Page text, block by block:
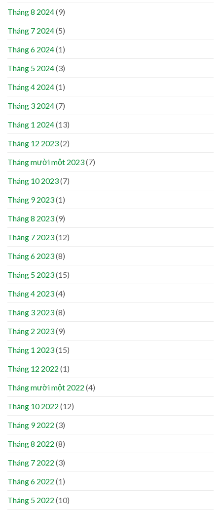
Tháng 8 2024(9)
Tháng 7 2024(5)
Tháng 6 2024(1)
Tháng 5 2024(3)
Tháng 4 2024(1)
Tháng 3 2024(7)
Tháng 1 2024(13)
Tháng 12 2023(2)
Tháng mười một 2023(7)
Tháng 10 2023(7)
Tháng 9 2023(1)
Tháng 8 2023(9)
Tháng 7 2023(12)
Tháng 6 2023(8)
Tháng 5 2023(15)
Tháng 4 2023(4)
Tháng 3 2023(8)
Tháng 2 2023(9)
Tháng 1 2023(15)
Tháng 12 2022 (1)
Tháng mười một 2022 (4)
Tháng 10 2022 (12)
Tháng 9 2022 (3)
Tháng 8 2022 (8)
Tháng 7 2022 (3)
Tháng 6 2022 (1)
Tháng 5 2022 (10)